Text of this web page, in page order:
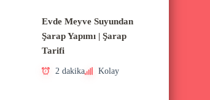
Evde Meyve Suyundan
Şarap Yapımı | Şarap
Tarifi
2 dakika Kolay